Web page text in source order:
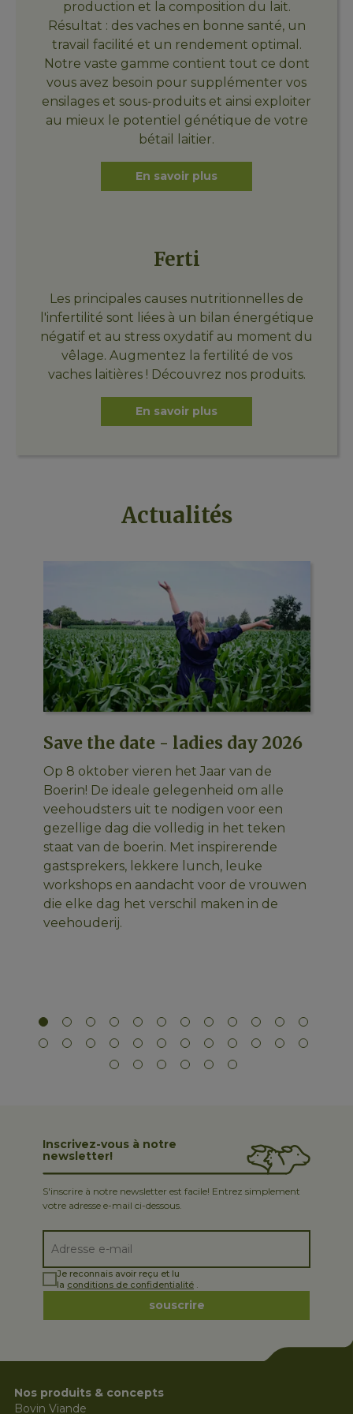
production et la composition du lait.
Résultat : des vaches en bonne santé, un
travail facilité et un rendement optimal.
Notre vaste gamme contient tout ce dont
vous avez besoin pour supplémenter vos
ensilages et sous-produits et ainsi exploiter
au mieux le potentiel génétique de votre
bétail laitier.
En savoir plus
Ferti
Les principales causes nutritionnelles de
l'infertilité sont liées à un bilan énergétique
négatif et au stress oxydatif au moment du
vêlage. Augmentez la fertilité de vos
vaches laitières ! Découvrez nos produits.
En savoir plus
Actualités
Save the date - ladies day 2026
Op 8 oktober vieren het Jaar van de
Boerin! De ideale gelegenheid om alle
veehoudsters uit te nodigen voor een
gezellige dag die volledig in het teken
staat van de boerin. Met inspirerende
gastsprekers, lekkere lunch, leuke
workshops en aandacht voor de vrouwen
die elke dag het verschil maken in de
veehouderij.
Inscrivez-vous à notre
newsletter!
S'inscrire à notre newsletter est facile! Entrez simplement
votre adresse e-mail ci-dessous.
Je reconnais avoir reçu et lu
la conditions de confidentialité .
souscrire
Nos produits & concepts
Bovin Viande